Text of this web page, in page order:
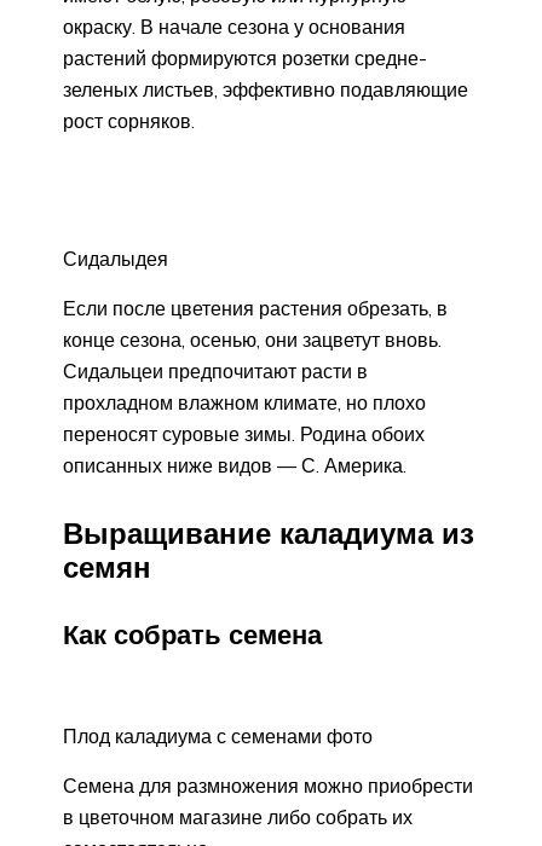
окраску. В на­чале сезона у основания
растений фор­мируются розетки средне-
зеленых лис­тьев, эффективно подавляющие
рост сорняков.
Сидалыдея
Если после цветения растения обре­зать, в
конце сезона, осенью, они за­цветут вновь.
Сидальцеи предпочитают расти в
прохладном влажном кли­мате, но плохо
переносят суровые зимы. Родина обоих
описанных ниже видов — С. Америка.
Выращивание каладиума из
семян
Как собрать семена
Плод каладиума с семенами фото
Семена для размножения можно приобрести
в цветочном магазине либо собрать их